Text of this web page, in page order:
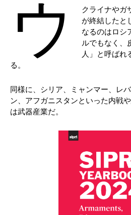
ウ
クライナやガ
が終結したと
なるのはロシ
ルでもなく、
人」と呼ばれ
る。
同様に、シリア、ミャンマー、レ
ン、アフガニスタンといった内戦
は武器産業だ。